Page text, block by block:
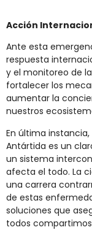
Acción
Ante esta
respuesta
y el monitoreo de
fortalecer los
aumentar la
nuestros
En última
Antártida es un
un sistema
afecta el todo. La
una carrera
de estas
soluciones que
todos